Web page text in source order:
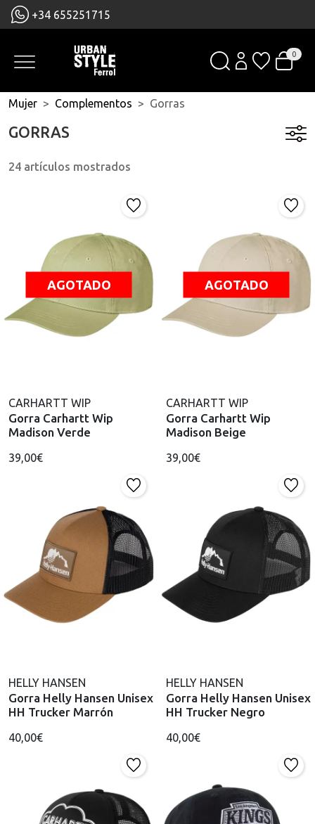
+34 655251715
0
Mujer Complementos Gorras
GORRAS
24 artículos mostrados
AGOTADO
CARHARTT WIP
Gorra Carhartt Wip
Madison Verde
39,00€
AGOTADO
CARHARTT WIP
Gorra Carhartt Wip
Madison Beige
39,00€
HELLY HANSEN
Gorra Helly Hansen Unisex
HH Trucker Marrón
40,00€
HELLY HANSEN
Gorra Helly Hansen Unisex
HH Trucker Negro
40,00€